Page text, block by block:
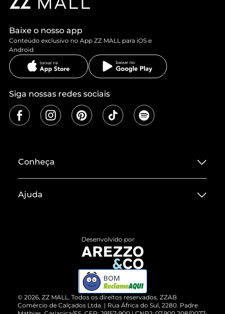
Baixe o nosso app
Conteúdo exclusivo no App ZZ MALL para iOS e
Android
Siga nossas redes sociais
Conheça
Termos de Uso
ZZ MALL é confiável
Cartão Presente
Ajuda
Devolução do Produto
Compre pelo WhatsApp
© 2026, ZZ MALL. Todos os direitos reservados. ZZAB
Comércio de Calçados Ltda. | Rua África do Sul, 2280. Padre
Desenvolvido por
BOM